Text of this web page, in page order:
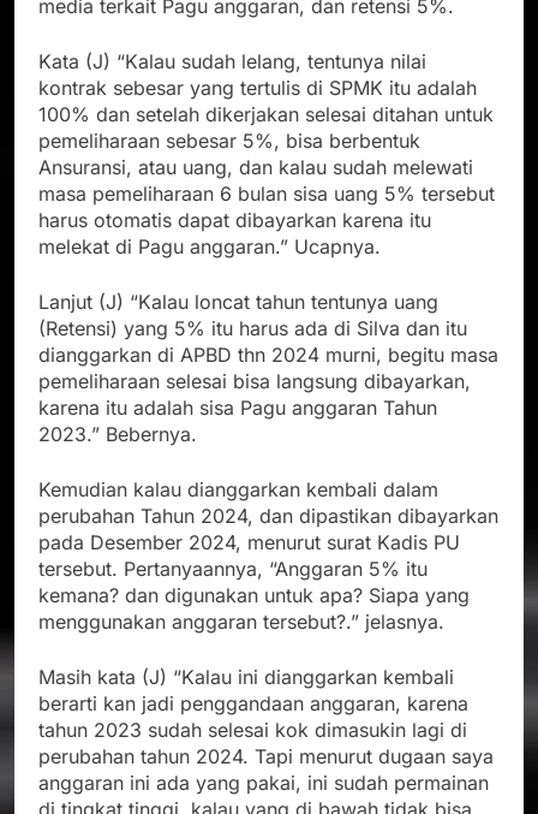
media terkait Pagu anggaran, dan retensi 5%.
Kata (J) “Kalau sudah lelang, tentunya nilai
kontrak sebesar yang tertulis di SPMK itu adalah
100% dan setelah dikerjakan selesai ditahan untuk
pemeliharaan sebesar 5%, bisa berbentuk
Ansuransi, atau uang, dan kalau sudah melewati
masa pemeliharaan 6 bulan sisa uang 5% tersebut
harus otomatis dapat dibayarkan karena itu
melekat di Pagu anggaran.” Ucapnya.
Lanjut (J) “Kalau loncat tahun tentunya uang
(Retensi) yang 5% itu harus ada di Silva dan itu
dianggarkan di APBD thn 2024 murni, begitu masa
pemeliharaan selesai bisa langsung dibayarkan,
karena itu adalah sisa Pagu anggaran Tahun
2023.” Bebernya.
Kemudian kalau dianggarkan kembali dalam
perubahan Tahun 2024, dan dipastikan dibayarkan
pada Desember 2024, menurut surat Kadis PU
tersebut. Pertanyaannya, “Anggaran 5% itu
kemana? dan digunakan untuk apa? Siapa yang
menggunakan anggaran tersebut?.” jelasnya.
Masih kata (J) “Kalau ini dianggarkan kembali
berarti kan jadi penggandaan anggaran, karena
tahun 2023 sudah selesai kok dimasukin lagi di
perubahan tahun 2024. Tapi menurut dugaan saya
anggaran ini ada yang pakai, ini sudah permainan
di tingkat tinggi, kalau yang di bawah tidak bisa